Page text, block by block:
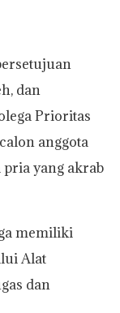
dan
Prioritas
anggota
pria yang akrab
memiliki
Alat
dan